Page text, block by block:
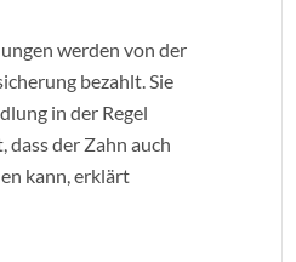
werden von der
bezahlt. Sie
in der Regel
dass der Zahn auch
kann, erklärt